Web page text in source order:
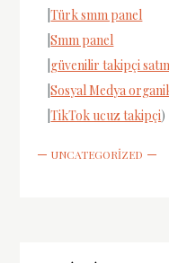
|Türk smm panel
|Smm panel
güvenilir takipçi
|Sosyal Medya
|TikTok ucuz takipçi)
UNCATEGORIZED